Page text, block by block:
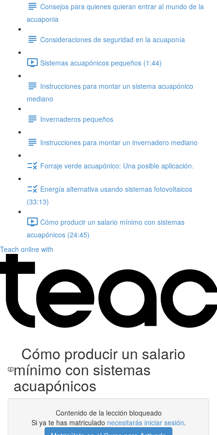
Consejos para quienes quieran entrar al mundo de la
acuaponia
Consideraciones de seguridad en la acuaponía
Sistemas acuapónicos pequeños (1:44)
Instrucciones para montar un sistema acuapónico
mediano
Invernaderos pequeños
Instrucciones para montar un invernadero mediano
Forraje verde acuapónico: Una posible aplicación.
Energía alternativa usando sistemas fotovoltaicos
(33:13)
Cómo producir un salario mínimo con sistemas
acuapónicos (24:45)
Teach online with
Cómo producir un salario
mínimo con sistemas
acuapónicos
Contenido de la lección bloqueado
Si ya te has matriculado necesitarás iniciar sesión.